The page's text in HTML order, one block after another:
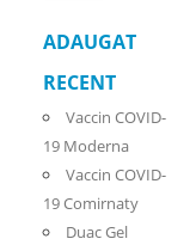
ADAUGAT
RECENT
Vaccin COVID-
19 Moderna
Vaccin COVID-
19 Comirnaty
Duac Gel